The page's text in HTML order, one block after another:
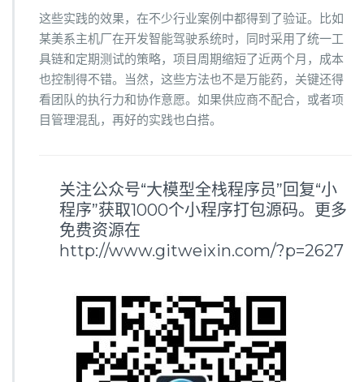
这些实践的效果，在不少行业案例中都得到了验证。比如
某美系主机厂在开发智能驾驶系统时，同时采用了统一工
具链和定期测试的策略，项目周期缩短了近两个月，成本
也控制得不错。当然，这些方法也不是万能药，关键还得
看团队的执行力和协作意愿。如果供应商不配合，或者项
目管理混乱，再好的实践也白搭。
关注公众号“大模型全栈程序员”回复“小
程序”获取1000个小程序打包源码。更多
免费资源在
http://www.gitweixin.com/?p=2627